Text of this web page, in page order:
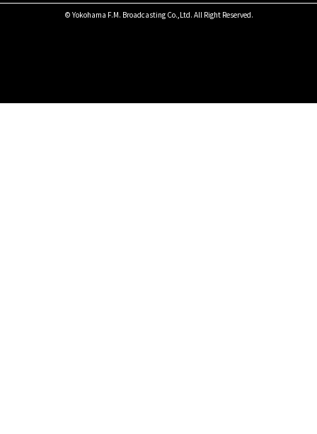
© Yokohama F.M. Broadcasting Co.,Ltd. All Right Reserved.